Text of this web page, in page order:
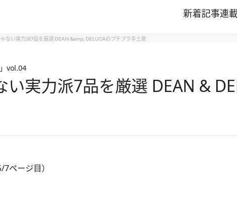
新着記事連
ない実力派7品を厳選 DEAN &amp; DELUCAのプチプラ手土産
vol.04
い実力派7品を厳選 DEAN &
ページ目）